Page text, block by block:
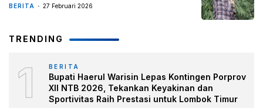
BERITA 27 Februari 2026
TRENDING
1 BERITA
Bupati Haerul Warisin Lepas Kontingen Porprov
XII NTB 2026, Tekankan Keyakinan dan
Sportivitas Raih Prestasi untuk Lombok Timur